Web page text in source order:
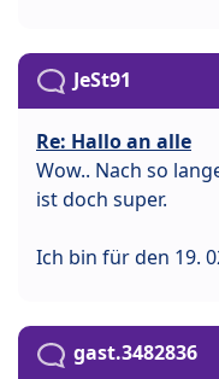
JeSt91
Re: Hallo an alle
Wow.. Nach so
ist doch super.
Ich bin für den 19.
gast.3482836